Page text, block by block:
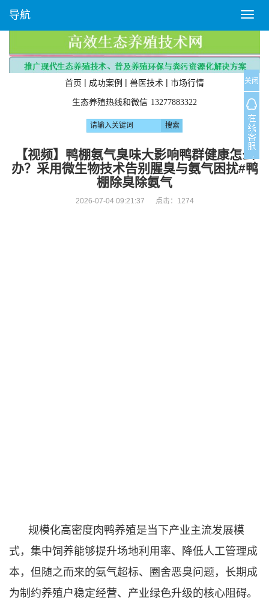
T
o
g
l
e
n
a
v
i
g
a
t
导航
首页 | 成功案例 | 兽医技术 | 市场行情
生态养殖热线和微信 13277883322
【视频】鸭棚氨气臭味大影响鸭群健康怎么
办？采用微生物技术告别腥臭与氨气困扰#鸭
棚除臭除氨气
2026-07-04 09:21:37 点击： 1274
规模化高密度肉鸭养殖是当下产业主流发展模
式，集中饲养能够提升场地利用率、降低人工管理成
本，但随之而来的氨气超标、圈舍恶臭问题，长期成
为制约养殖户稳定经营、产业绿色升级的核心阻碍。
关闭